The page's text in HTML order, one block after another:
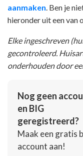
aanmaken . Ben je
hieronder uit een van
Elke ingeschreven
gecontroleerd.
onderhouden door
Nog geen
en BIG
geregistreerd?
Maak een gratis
account aan!